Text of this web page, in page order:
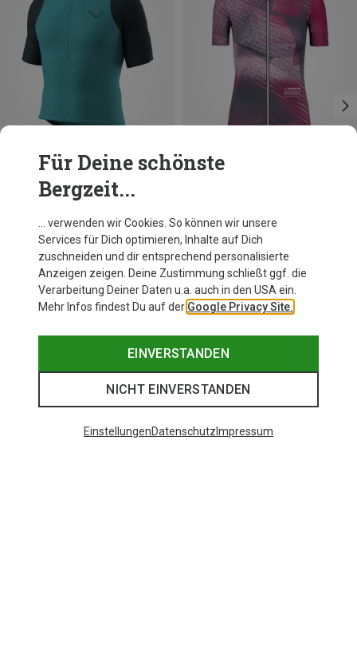
Du sparst 24%
Für Deine schönste
Bergzeit...
… verwenden wir Cookies. So können wir unsere
Services für Dich optimieren, Inhalte auf Dich
zuschneiden und dir entsprechend personalisierte
Anzeigen zeigen. Deine Zustimmung schließt ggf. die
Verarbeitung Deiner Daten u.a. auch in den USA ein.
Mehr Infos findest Du auf der Google Privacy Site.
EINVERSTANDEN
NICHT EINVERSTANDEN
EinstellungenDatenschutz Impressum